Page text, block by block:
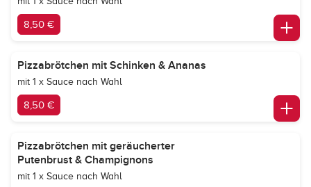
8,50 €
Pizzabrötchen mit Schinken & Ananas
mit 1 x Sauce nach Wahl
8,50 €
Pizzabrötchen mit geräucherter
Putenbrust & Champignons
mit 1 x Sauce nach Wahl